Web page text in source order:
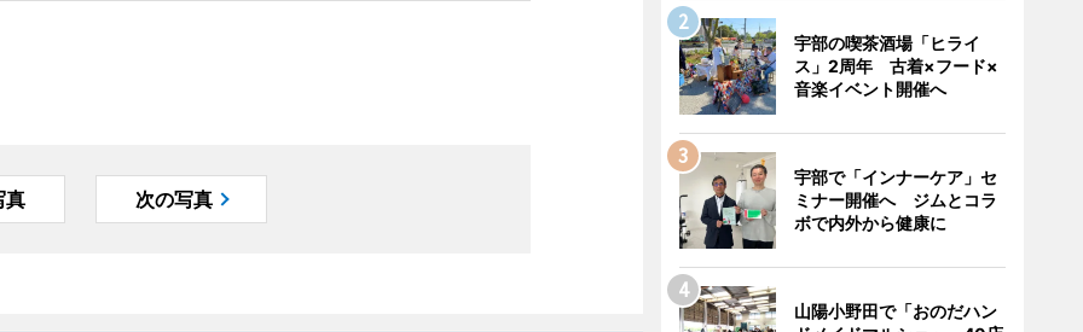
真 次の写真
宇部の喫茶酒場「ヒライ
ス」2周年 古着×フード×
音楽イベント開催へ
宇部で「インナーケア」セ
ミナー開催へ ジムとコラ
ボで内外から健康に
山陽小野田で「おのだハン